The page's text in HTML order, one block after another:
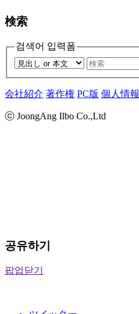
検索
검색어 입력폼
会社紹介 著作権 PC版 個人情報
ⓒ JoongAng Ilbo Co.,Ltd
공유하기
팝업닫기